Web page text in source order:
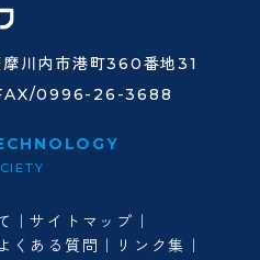
川内市港町360番地31
0996-26-3688
サイトマップ
よくある質問 リンク集